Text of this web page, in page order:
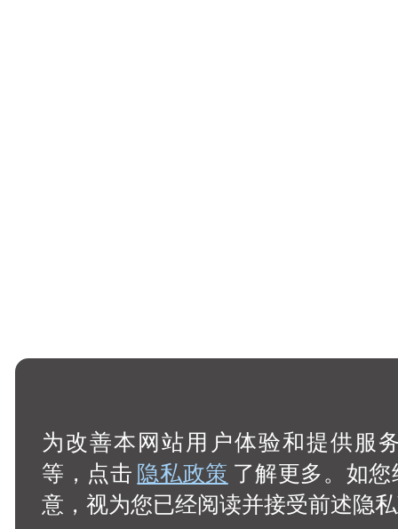
为改善本网站用户体验和提供服
等，点击隐私政策 了解更多。如
意，视为您已经阅读并接受前述隐